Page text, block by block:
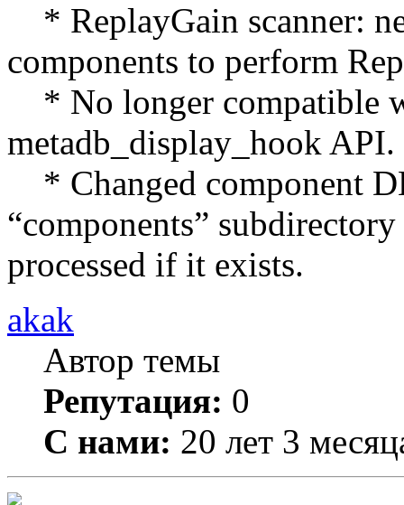
* ReplayGain scanner:
components to perform
* No longer compatible
metadb_display_hook API.
* Changed component
“components”
processed if it exists.
akak
Автор темы
Репутация: 0
С нами: 20 лет 3